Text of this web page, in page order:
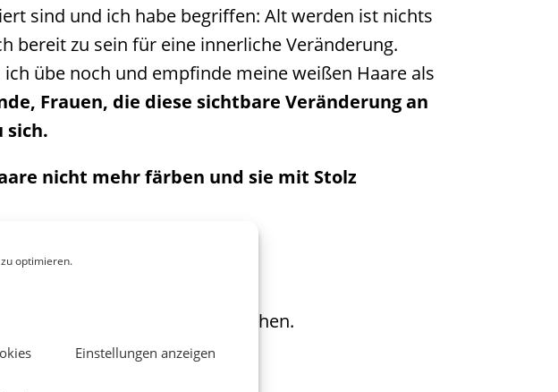
optimieren.
Einstellungen anzeigen
sind und ich habe begriffen: Alt werden ist nichts
bereit zu sein für eine innerliche Veränderung.
übe noch und empfinde meine weißen Haare als
Frauen, die diese sichtbare Veränderung an
sich.
nicht mehr färben und sie mit Stolz
einfach umwerfend aussehen.